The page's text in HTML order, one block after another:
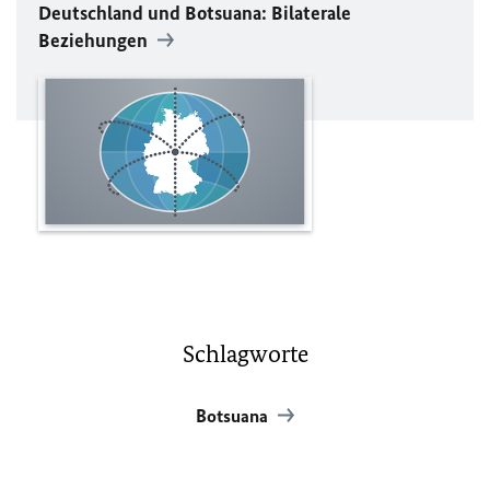
Deutschland und Botsuana: Bilaterale
Beziehungen
Schlagworte
Botsuana